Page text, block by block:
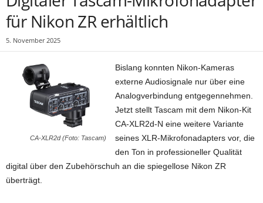
für Nikon ZR erhältlich
5. November 2025
CA-XLR2d (Foto: Tascam)
Bislang konnten Nikon-Kameras
externe Audiosignale nur über eine
Analogverbindung entgegennehmen.
Jetzt stellt Tascam mit dem Nikon-Kit
CA-XLR2d-N eine weitere Variante
seines XLR-Mikrofonadapters vor, die
den Ton in professioneller Qualität
digital über den Zubehörschuh an die spiegellose Nikon ZR
überträgt.